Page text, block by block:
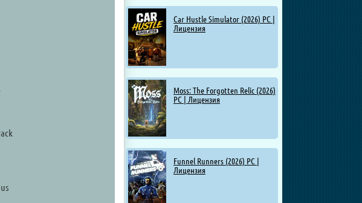
Car Hustle Simulator (2026) PC |
Лицензия
Moss: The Forgotten Relic (2026)
PC | Лицензия
Funnel Runners (2026) PC |
Лицензия